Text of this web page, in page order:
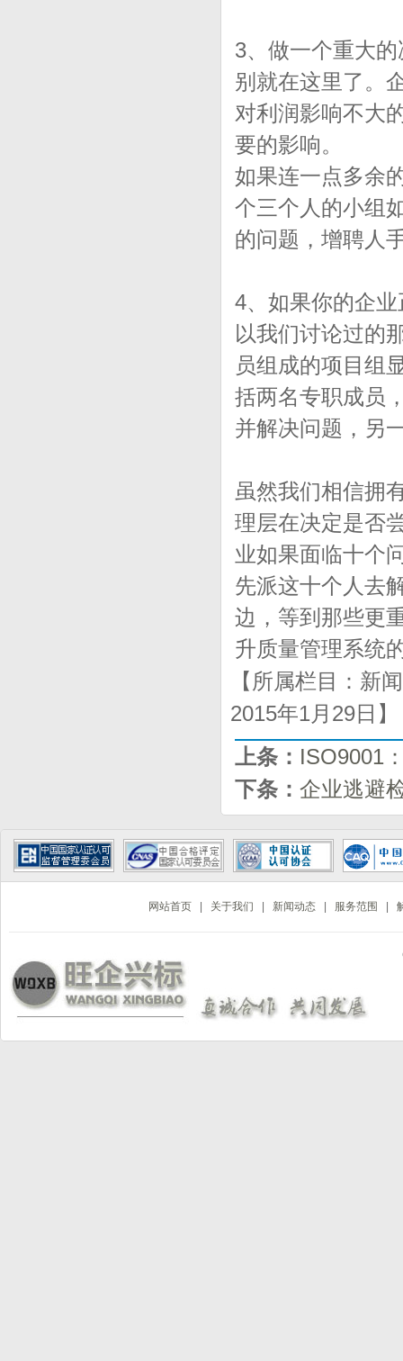
3、做一个重大
别就在这里了。
对利润影响不大
要的影响。
如果连一点多余
个三个人的小组
的问题，增聘人
4、如果你的企
以我们讨论过的
员组成的项目组
括两名专职成员
并解决问题，另
虽然我们相信拥
理层在决定是否
业如果面临十个
先派这十个人去
边，等到那些更
升质量管理系统
【所属栏目：
2015年1月29日
上条： ISO9001
下条： 企业逃避
网站首页 关于我们 新闻动态 服务范围 |